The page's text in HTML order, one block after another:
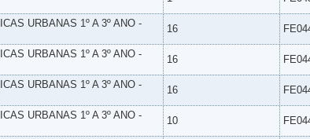
URBANAS 1º A 3º ANO -
16
URBANAS 1º A 3º ANO -
16
URBANAS 1º A 3º ANO -
16
URBANAS 1º A 3º ANO -
10